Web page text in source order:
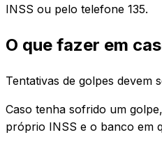
INSS ou pelo telefone 135.
O que fazer em
Tentativas de golpes devem
Caso tenha sofrido um
próprio INSS e o banco em